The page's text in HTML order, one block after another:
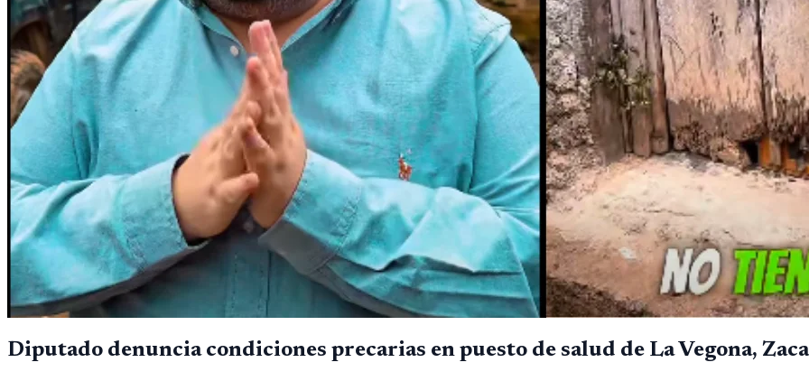
Diputado denuncia condiciones precarias en puesto de salud de La Vegona,